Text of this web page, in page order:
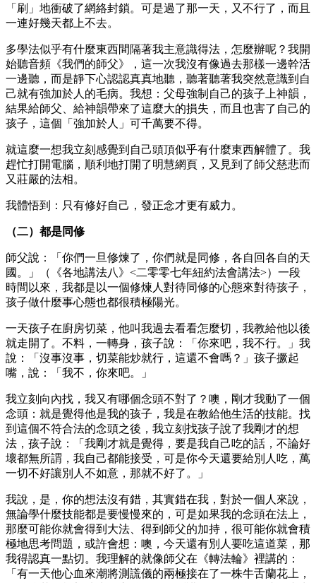
「刷」地衝破了網絡封鎖。可是過了那一天，又不行了，而且
一連好幾天都上不去。
多學法似乎有什麼東西間隔著我主意識得法，怎麼辦呢？我開
始聽音頻《我們的師父》，這一次我沒有像過去那樣一邊幹活
一邊聽，而是靜下心認認真真地聽，聽著聽著我突然意識到自
己就有強加於人的毛病。我想：父母強制自己的孩子上神韻，
結果給師父、給神韻帶來了這麼大的損失，而且也害了自己的
孩子，這個「強加於人」可千萬要不得。
就這麼一想我立刻感覺到自己頭頂似乎有什麼東西解體了。我
趕忙打開電腦，順利地打開了明慧網頁，又見到了師父慈悲而
又莊嚴的法相。
我體悟到：只有修好自己，發正念才更有威力。
（二）都是同修
師父說：「你們一旦修煉了，你們就是同修，各自回各自的天
國。」（《各地講法八》<二零零七年紐約法會講法>）一段
時間以來，我都是以一個修煉人對待同修的心態來對待孩子，
孩子做什麼事心態也都很積極陽光。
一天孩子在廚房切菜，他叫我過去看看怎麼切，我教給他以後
就走開了。不料，一轉身，孩子說：「你來吧，我不行。」我
說：「沒事沒事，切菜能炒就行，這還不會嗎？」孩子撅起
嘴，說：「我不，你來吧。」
我立刻向內找，我又有哪個念頭不對了？噢，剛才我動了一個
念頭：就是覺得他是我的孩子，我是在教給他生活的技能。找
到這個不符合法的念頭之後，我立刻找孩子說了我剛才的想
法，孩子說：「我剛才就是覺得，要是我自己吃的話，不論好
壞都無所謂，我自己都能接受，可是你今天還要給別人吃，萬
一切不好讓別人不如意，那就不好了。」
我說，是，你的想法沒有錯，其實錯在我，對於一個人來說，
無論學什麼技能都是要慢慢來的，可是如果我的念頭在法上，
那麼可能你就會得到大法、得到師父的加持，很可能你就會積
極地思考問題，或許會想：噢，今天還有別人要吃這道菜，那
我得認真一點切。我理解的就像師父在《轉法輪》裡講的：
「有一天他心血來潮將測謊儀的兩極接在了一株牛舌蘭花上，